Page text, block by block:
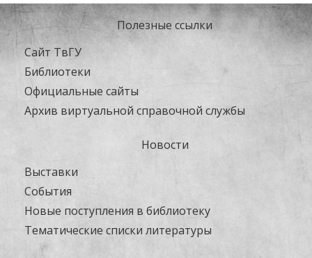
Полезные ссылки
Сайт ТвГУ
Библиотеки
Официальные сайты
Архив виртуальной справочной службы
Новости
Выставки
События
Новые поступления в библиотеку
Тематические списки литературы